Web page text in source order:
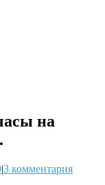
на
|3 комментария